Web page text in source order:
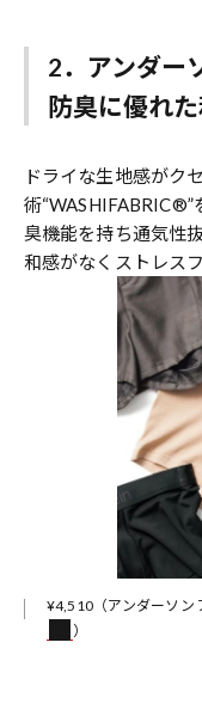
2．アンダー
防臭に優れ
ドライな生地感がク
術
臭機能を持ち通気性
和感がなくストレス
¥4,510（アンダーソン
）